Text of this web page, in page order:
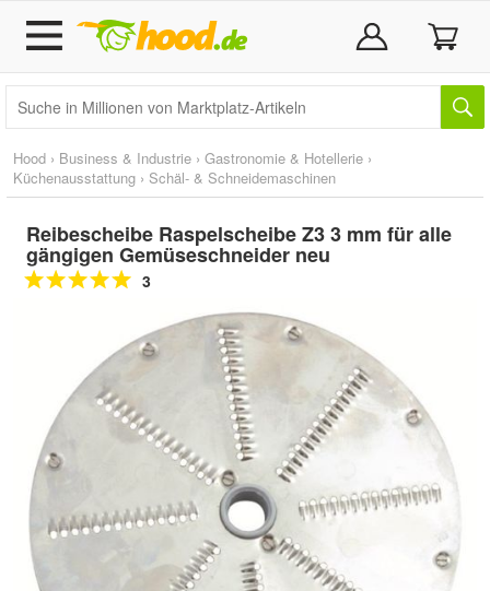
Hood › Business & Industrie › Gastronomie & Hotellerie ›
Küchenausstattung › Schäl- & Schneidemaschinen
Reibescheibe Raspelscheibe Z3 3 mm für alle
gängigen Gemüseschneider neu
3